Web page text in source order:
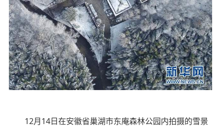
12月14日在安徽省巢湖市东庵森林公园内拍摄的雪景